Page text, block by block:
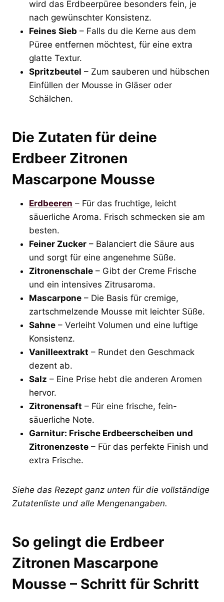
wird das Erdbeerpüree besonders fein, je
nach gewünschter Konsistenz.
Feines Sieb – Falls du die Kerne aus dem
Püree entfernen möchtest, für eine extra
glatte Textur.
Spritzbeutel – Zum sauberen und hübschen
Einfüllen der Mousse in Gläser oder
Schälchen.
Die Zutaten für deine
Erdbeer Zitronen
Mascarpone Mousse
Erdbeeren – Für das fruchtige, leicht
säuerliche Aroma. Frisch schmecken sie am
besten.
Feiner Zucker – Balanciert die Säure aus
und sorgt für eine angenehme Süße.
Zitronenschale – Gibt der Creme Frische
und ein intensives Zitrusaroma.
Mascarpone – Die Basis für cremige,
zartschmelzende Mousse mit leichter Süße.
Sahne – Verleiht Volumen und eine luftige
Konsistenz.
Vanilleextrakt – Rundet den Geschmack
dezent ab.
Salz – Eine Prise hebt die anderen Aromen
hervor.
Zitronensaft – Für eine frische, fein-
säuerliche Note.
Garnitur: Frische Erdbeerscheiben und
Zitronenzeste – Für das perfekte Finish und
extra Frische.
Siehe das Rezept ganz unten für die vollständige
Zutatenliste und alle Mengenangaben.
So gelingt die Erdbeer
Zitronen Mascarpone
Mousse – Schritt für Schritt